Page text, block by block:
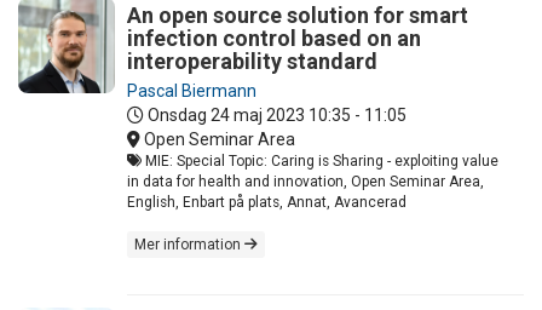
An open source solution for smart
infection control based on an
interoperability standard
Pascal Biermann
Onsdag 24 maj 2023 10:35 - 11:05
Open Seminar Area
MIE: Special Topic: Caring is Sharing - exploiting value
in data for health and innovation, Open Seminar Area,
English, Enbart på plats, Annat, Avancerad
Mer information